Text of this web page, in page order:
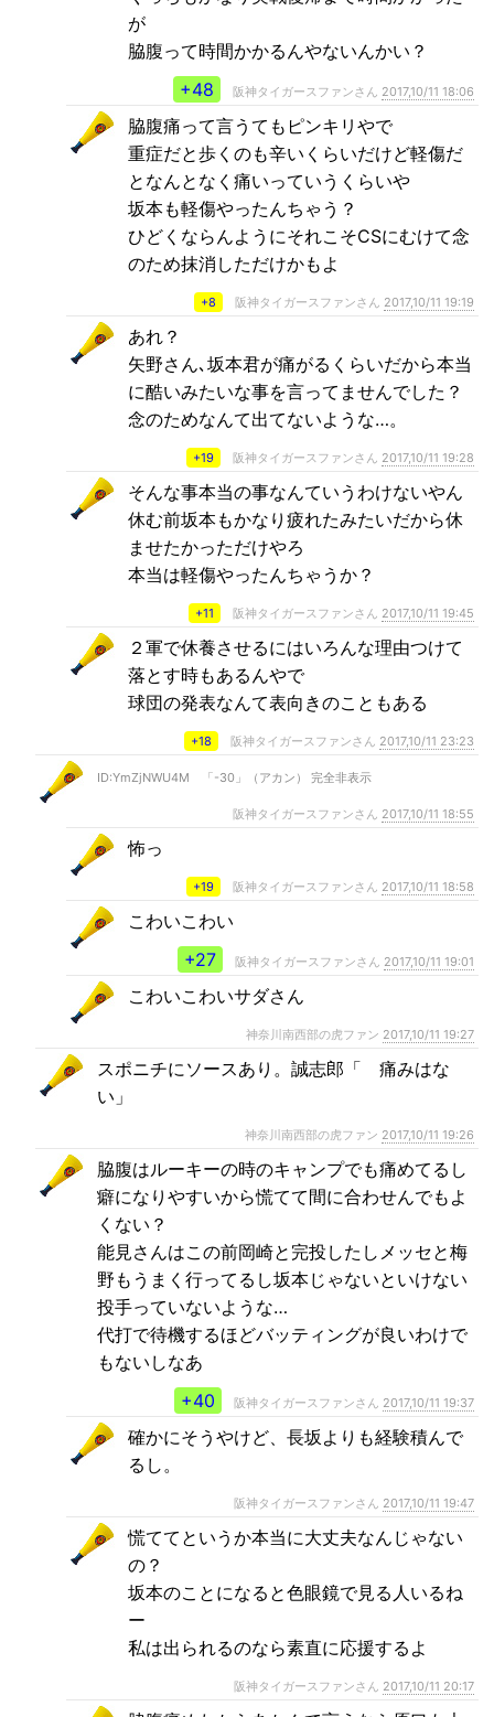
が
脇腹って時間かかるんやないんかい？
+48
阪神タイガースファンさん 2017,10/11 18:06
脇腹痛って言うてもピンキリやで
重症だと歩くのも辛いくらいだけど軽傷だ
となんとなく痛いっていうくらいや
坂本も軽傷やったんちゃう？
ひどくならんようにそれこそCSにむけて念
のため抹消しただけかもよ
+8 阪神タイガースファンさん 2017,10/11 19:19
あれ？
矢野さん､坂本君が痛がるくらいだから本当
に酷いみたいな事を言ってませんでした？
念のためなんて出てないような…。
+19 阪神タイガースファンさん 2017,10/11 19:28
そんな事本当の事なんていうわけないやん
休む前坂本もかなり疲れたみたいだから休
ませたかっただけやろ
本当は軽傷やったんちゃうか？
+11 阪神タイガースファンさん 2017,10/11 19:45
２軍で休養させるにはいろんな理由つけて
落とす時もあるんやで
球団の発表なんて表向きのこともある
+18 阪神タイガースファンさん 2017,10/11 23:23
ID:YmZjNWU4M 「-30」（アカン） 完全非表示
阪神タイガースファンさん 2017,10/11 18:55
怖っ
+19 阪神タイガースファンさん 2017,10/11 18:58
こわいこわい
+27
阪神タイガースファンさん 2017,10/11 19:01
こわいこわいサダさん
神奈川南西部の虎ファン 2017,10/11 19:27
スポニチにソースあり。誠志郎「 痛みはな
い」
神奈川南西部の虎ファン 2017,10/11 19:26
脇腹はルーキーの時のキャンプでも痛めてるし
癖になりやすいから慌てて間に合わせんでもよ
くない？
能見さんはこの前岡崎と完投したしメッセと梅
野もうまく行ってるし坂本じゃないといけない
投手っていないような…
代打で待機するほどバッティングが良いわけで
もないしなあ
+40
阪神タイガースファンさん 2017,10/11 19:37
確かにそうやけど、長坂よりも経験積んで
るし。
阪神タイガースファンさん 2017,10/11 19:47
慌ててというか本当に大丈夫なんじゃない
の？
坂本のことになると色眼鏡で見る人いるね
ー
私は出られるのなら素直に応援するよ
阪神タイガースファンさん 2017,10/11 20:17